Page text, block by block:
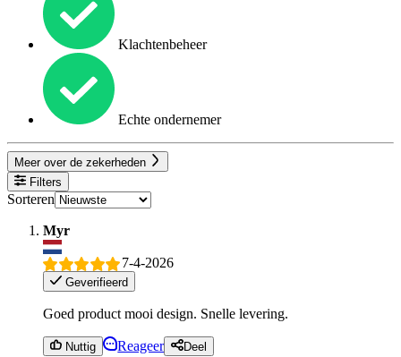
Klachtenbeheer
Echte ondernemer
Meer over de zekerheden
Filters
Sorteren
Myr
7-4-2026
Geverifieerd
Goed product mooi design. Snelle levering.
Nuttig Reageer Deel